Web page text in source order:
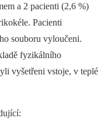
a 2 pacienti (2,6 %)
Pacienti
souboru vyloučeni.
fyzikálního
vyšetřeni vstoje, v teplé